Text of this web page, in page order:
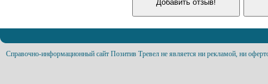
Справочно-информационный сайт Позитив Тревел не является ни рекламой, ни